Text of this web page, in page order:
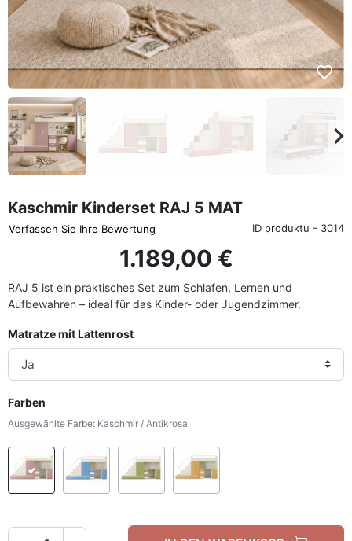
favorite_border
Zurück
Kaschmir Kinderset RAJ 5 MAT
Verfassen Sie Ihre Bewertung ID produktu - 3014
1.189,00 €
RAJ 5 ist ein praktisches Set zum Schlafen, Lernen und
Aufbewahren – ideal für das Kinder- oder Jugendzimmer.
Matratze mit Lattenrost
Farben
Ausgewählte Farbe: Kaschmir / Antikrosa
Kaschmir / AntikrosaKaschmir / Nebelblau
Kaschmir / Olivgrün